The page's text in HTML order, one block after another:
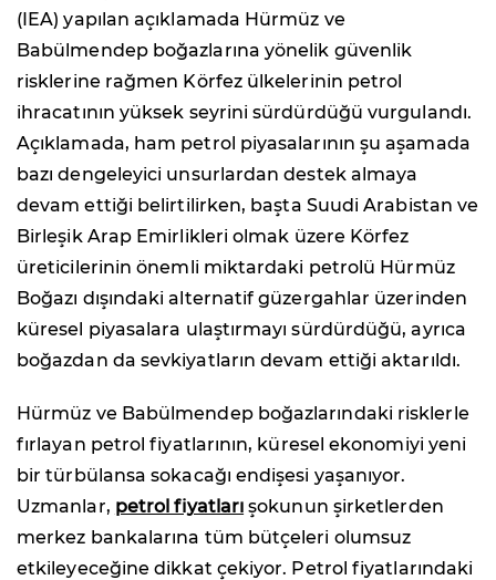
(IEA) yapılan açıklamada Hürmüz ve
Babülmendep boğazlarına yönelik güvenlik
risklerine rağmen Körfez ülkelerinin petrol
ihracatının yüksek seyrini sürdürdüğü vurgulandı.
Açıklamada, ham petrol piyasalarının şu aşamada
bazı dengeleyici unsurlardan destek almaya
devam ettiği belirtilirken, başta Suudi Arabistan ve
Birleşik Arap Emirlikleri olmak üzere Körfez
üreticilerinin önemli miktardaki petrolü Hürmüz
Boğazı dışındaki alternatif güzergahlar üzerinden
küresel piyasalara ulaştırmayı sürdürdüğü, ayrıca
boğazdan da sevkiyatların devam ettiği aktarıldı.
Hürmüz ve Babülmendep boğazlarındaki risklerle
fırlayan petrol fiyatlarının, küresel ekonomiyi yeni
bir türbülansa sokacağı endişesi yaşanıyor.
Uzmanlar, petrol fiyatları şokunun şirketlerden
merkez bankalarına tüm bütçeleri olumsuz
etkileyeceğine dikkat çekiyor. Petrol fiyatlarındaki